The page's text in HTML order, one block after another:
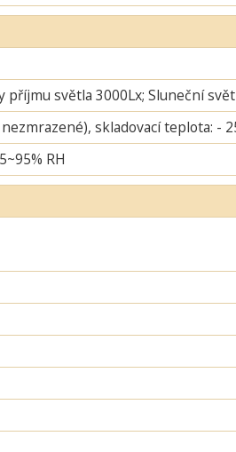
světla 3000Lx; Sluneční
skladovací teplota: -
RH